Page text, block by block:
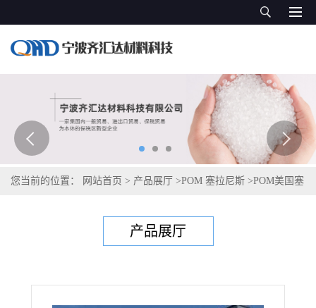
您当前的位置： 网站首页 > 产品展厅 >POM 塞拉尼斯 >POM美国塞
产品展厅